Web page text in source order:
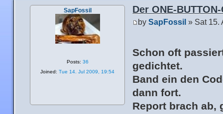
Der ONE-
bySapFossil » Sat 15.
Schon oft
gedichtet.
Band ein den
dann fort.
Report brach ab,
SapFossil
Posts: 36
Joined: Tue 14. Jul 2009, 19:54